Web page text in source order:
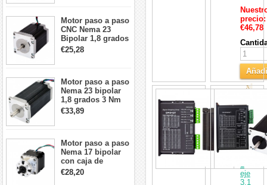
Motor paso a paso
CNC Nema 23
Bipolar 1,8 grados
1,9 Nm 3A 3,36 V
57x57x76mm 4
€25,28
Motor paso a paso
Nema 23 bipolar
1,8 grados 3 Nm
4,2A 57x57x114mm
motor paso a paso
€33,89
Motor paso a paso
Nema 17 bipolar
con caja de
cambios planetaria
5:1 longitud 33mm
€28,20
precio:
€46,78
al
de
motor
paso
a
paso
1
eje
3,1